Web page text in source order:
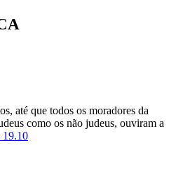
até que todos os moradores da
como os não judeus, ouviram a
19.10